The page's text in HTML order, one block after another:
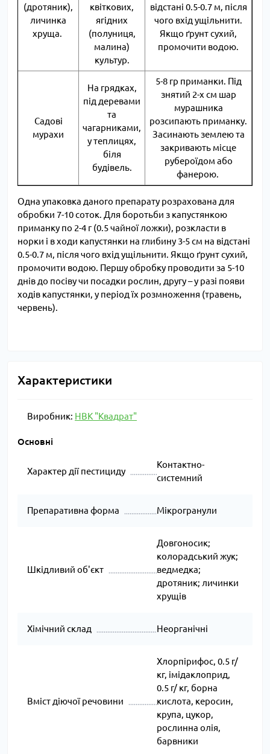
(дротяник),
личинка
хруща.
квіткових,
ягідних
(полуниця,
малина)
культур.
відстані 0.5-0.7 м, після
чого вхід ущільнити.
Якщо ґрунт сухий,
промочити водою.
Садові
мурахи
На грядках,
під деревами
та
чагарниками,
у теплицях,
біля
будівель.
5-8 гр приманки. Під
знятий 2-х см шар
мурашника
розсипають приманку.
Засинають землею та
закривають місце
рубероїдом або
фанерою.
Одна упаковка даного препарату розрахована для
обробки 7-10 соток. Для боротьби з капустянкою
приманку по 2-4 г (0.5 чайної ложки), розкласти в
норки і в ходи капустянки на глибину 3-5 см на відстані
0.5-0.7 м, після чого вхід ущільнити. Якщо ґрунт сухий,
промочити водою. Першу обробку проводити за 5-10
днів до посіву чи посадки рослин, другу – у разі появи
ходів капустянки, у період їх розмноження (травень,
червень).
Характеристики
Виробник: НВК "Квадрат"
Основні
Характер дії пестициду
Контактно-
системний
Препаративна форма Мікрогранули
Шкідливий об'єкт
Довгоносик;
колорадський жук;
ведмедка;
дротяник; личинки
хрущів
Хімічний склад Неорганічні
Вміст діючої речовини
Хлорпірифос, 0.5 г/
кг, імідаклоприд,
0.5 г/ кг, борна
кислота, керосин,
крупа, цукор,
рослинна олія,
барвники